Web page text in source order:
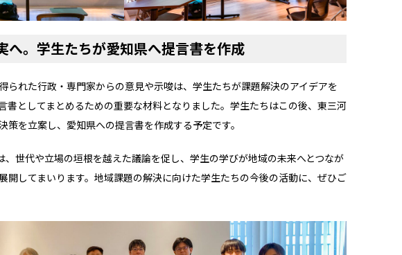
へ。学生たちが愛知県へ提言書を作成
られた行政・専門家からの意見や示唆は、学生たちが課題解決のアイデアを
書としてまとめるための重要な材料となりました。学生たちはこの後、東三河
策を立案し、愛知県への提言書を作成する予定です。
、世代や立場の垣根を越えた議論を促し、学生の学びが地域の未来へとつなが
開してまいります。地域課題の解決に向けた学生たちの今後の活動に、ぜひご